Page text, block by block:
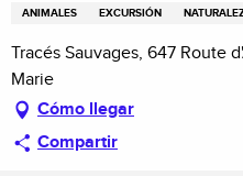
ANIMALES EXCURSIÓN
Tracés Sauvages, 647 Route
Marie
Cómo llegar
Compartir